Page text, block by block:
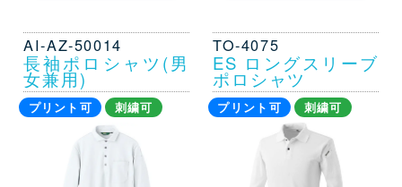
AI-AZ-50014
長袖ポロシャツ(男
女兼用)
プリント可 刺繍可
TO-4075
ES ロングスリーブ
ポロシャツ
プリント可 刺繍可